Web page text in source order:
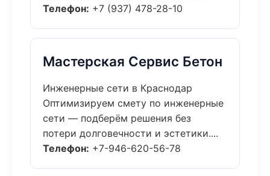
Телефон: +7 (937) 478-28-10
Мастерская Сервис Бетон
Инженерные сети в Краснодар
Оптимизируем смету по инженерные
сети — подберём решения без
потери долговечности и эстетики....
Телефон: +7-946-620-56-78